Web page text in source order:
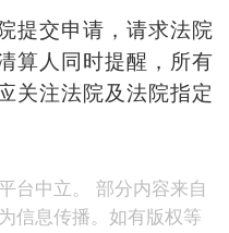
提交申请，请求法院
算人同时提醒，所有
关注法院及法院指定
台中立。 部分内容来自
信息传播。如有版权等